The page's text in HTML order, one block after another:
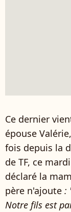
Ce dernier
épouse
fois depuis la
de TF, ce
déclaré la
père n'ajoute :
Notre fils est